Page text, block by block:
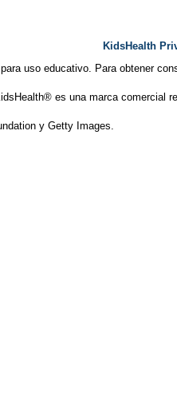
KidsHealth
uso educativo. Para obtener
es una marca comercial
y Getty Images.